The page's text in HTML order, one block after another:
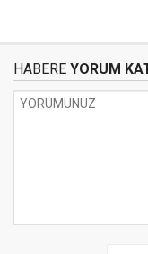
HABERE YORUM